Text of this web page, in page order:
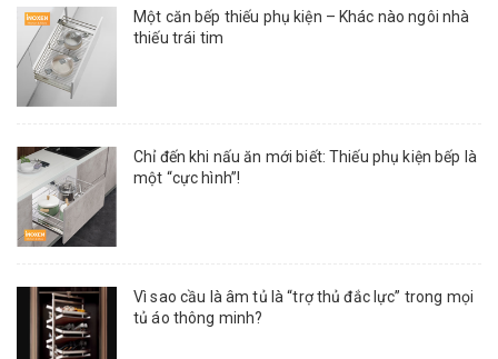
Một căn bếp thiếu phụ kiện – Khác nào ngôi nhà
thiếu trái tim
Chỉ đến khi nấu ăn mới biết: Thiếu phụ kiện bếp là
một “cực hình”!
Vì sao cầu là âm tủ là “trợ thủ đắc lực” trong mọi
tủ áo thông minh?